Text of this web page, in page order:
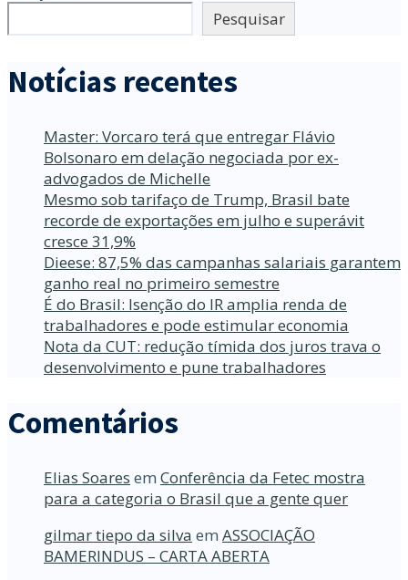
Pesquisar
Notícias recentes
Master: Vorcaro terá que entregar Flávio
Bolsonaro em delação negociada por ex-
advogados de Michelle
Mesmo sob tarifaço de Trump, Brasil bate
recorde de exportações em julho e superávit
cresce 31,9%
Dieese: 87,5% das campanhas salariais garantem
ganho real no primeiro semestre
É do Brasil: Isenção do IR amplia renda de
trabalhadores e pode estimular economia
Nota da CUT: redução tímida dos juros trava o
desenvolvimento e pune trabalhadores
Comentários
Elias Soares em Conferência da Fetec mostra
para a categoria o Brasil que a gente quer
gilmar tiepo da silva em ASSOCIAÇÃO
BAMERINDUS – CARTA ABERTA